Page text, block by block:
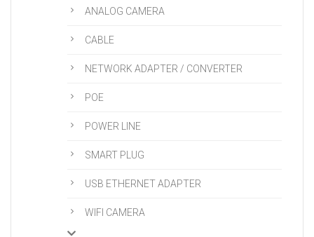
ANALOG CAMERA
CABLE
NETWORK ADAPTER / CONVERTER
POE
POWER LINE
SMART PLUG
USB ETHERNET ADAPTER
WIFI CAMERA